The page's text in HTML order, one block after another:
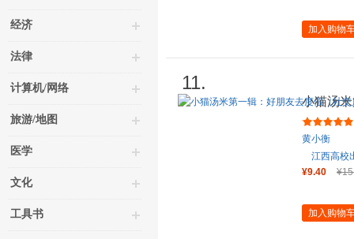
经济
法律
计算机/网络
旅游/地图
医学
文化
工具书
加入购物
11.
小猫汤
蒙）
黄小衡
江西高校
¥9.40
加入购物